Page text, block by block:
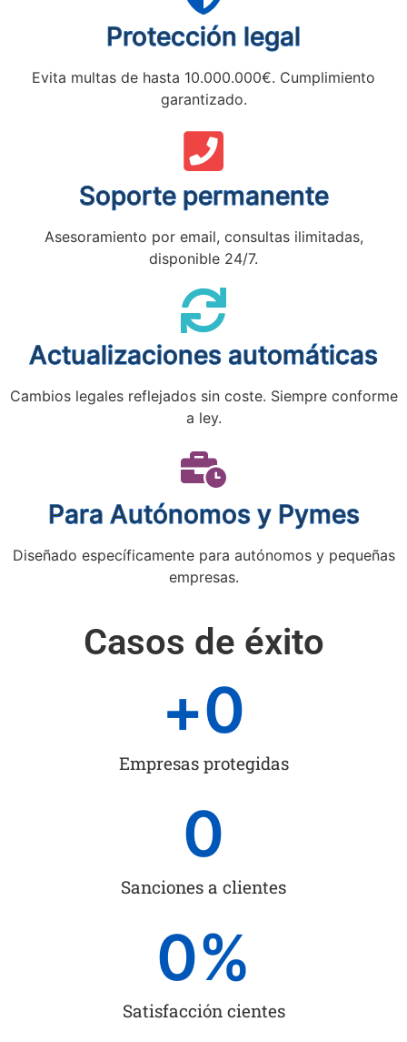
Protección legal
Evita multas de hasta 10.000.000€. Cumplimiento
garantizado.
Soporte permanente
Asesoramiento por email, consultas ilimitadas,
disponible 24/7.
Actualizaciones automáticas
Cambios legales reflejados sin coste. Siempre conforme
a ley.
Para Autónomos y Pymes
Diseñado específicamente para autónomos y pequeñas
empresas.
Casos de éxito
Empresas protegidas
+0
Sanciones a clientes
0
Satisfacción cientes
0%